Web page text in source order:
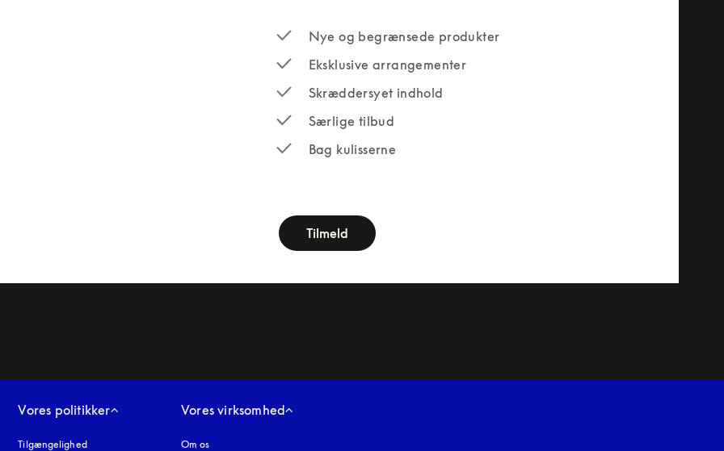
Nye og begrænsede produkter
Eksklusive arrangementer
Skræddersyet indhold
Særlige tilbud
Bag kulisserne
Tilmeld
Vores politikker
Tilgængelighedåbnes under en ny fane
Vores virksomhed
Om os